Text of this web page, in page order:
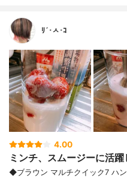
ﾘ´･ㅅ･ｺ
4.00
ミンチ、スムージーに活
◆ブラウン マルチクイック7 ハ